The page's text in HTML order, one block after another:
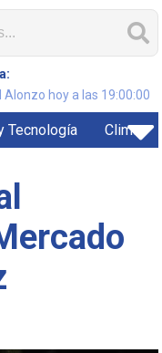
Alonzo hoy a las 19:00:00
Tecnología Clima